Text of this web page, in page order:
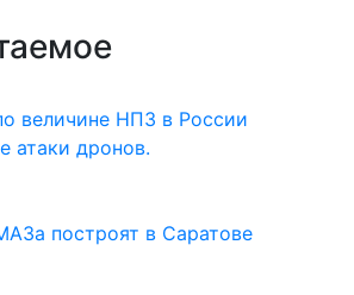
величине НПЗ в России
атаки дронов.
построят в Саратове